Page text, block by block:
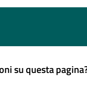
su questa